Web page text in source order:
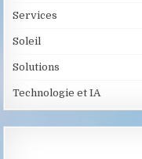
Services
Soleil
Solutions
Technologie et IA